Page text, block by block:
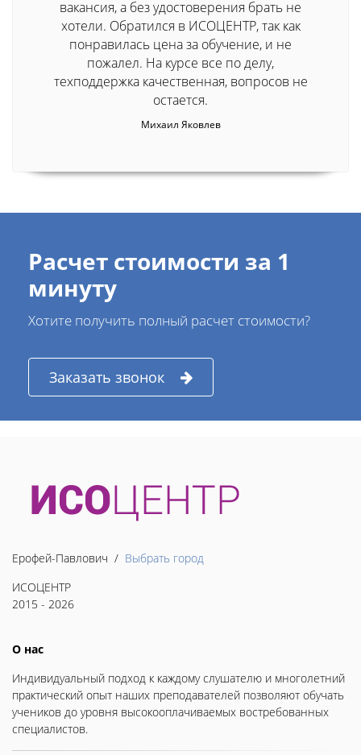
вакансия, а без удостоверения брать не
хотели. Обратился в ИСОЦЕНТР, так как
понравилась цена за обучение, и не
пожалел. На курсе все по делу,
техподдержка качественная, вопросов не
остается.
Михаил Яковлев
Расчет стоимости за 1
минуту
Хотите получить полный расчет стоимости?
Заказать звонок
Ерофей-Павлович / Выбрать город
ИСОЦЕНТР
2015 - 2026
О нас
Индивидуальный подход к каждому слушателю и многолетний
практический опыт наших преподавателей позволяют обучать
учеников до уровня высокооплачиваемых востребованных
специалистов.